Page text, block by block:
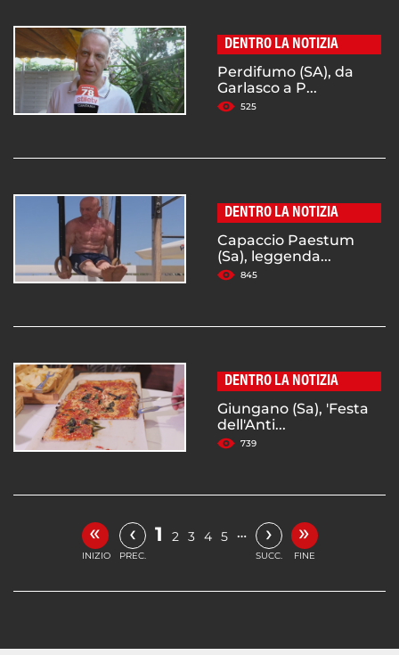
DENTRO LA NOTIZIA
Perdifumo (SA), da
Garlasco a P...
525
DENTRO LA NOTIZIA
Capaccio Paestum
(Sa), leggenda...
845
DENTRO LA NOTIZIA
Giungano (Sa), 'Festa
dell'Anti...
739
«
INIZIO
‹
PREC.
1 2 3 4 5 … ›
SUCC.
»
FINE